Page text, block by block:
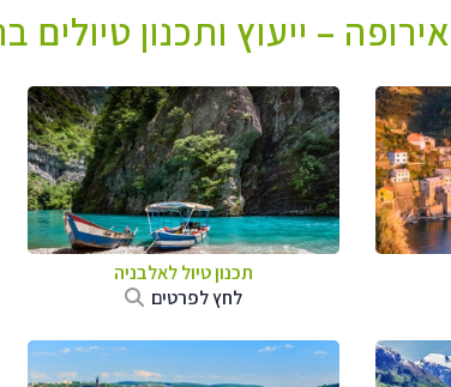
– ייעוץ ותכנון
תכנון טיול לאלבניה
לחץ לפרטים